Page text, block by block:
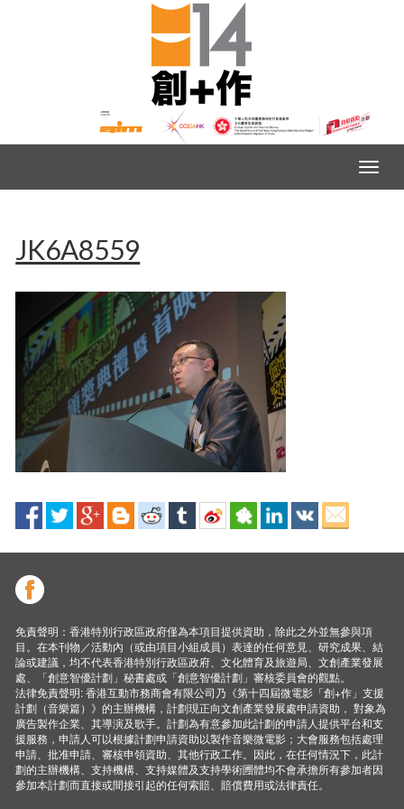
JK6A8559
免責聲明：香港特別行政區政府僅為本項目提供資助，除此之外並無參與項
目。在本刊物／活動內（或由項目小組成員）表達的任何意見、研究成果、結
論或建議，均不代表香港特別行政區政府、文化體育及旅遊局、文創產業發展
處、「創意智優計劃」秘書處或「創意智優計劃」審核委員會的觀點。
法律免責聲明: 香港互動市務商會有限公司乃《第十四屆微電影「創+作」支援
計劃（音樂篇）》的主辦機構，計劃現正向文創產業發展處申請資助， 對象為
廣告製作企業、其導演及歌手。計劃為有意參加此計劃的申請人提供平台和支
援服務，申請人可以根據計劃申請資助以製作音樂微電影；大會服務包括處理
申請、批准申請、審核申領資助、其他行政工作。因此，在任何情況下，此計
劃的主辦機構、支持機構、支持媒體及支持學術圑體均不會承擔所有參加者因
參加本計劃而直接或間接引起的任何索賠、賠償費用或法律責任。